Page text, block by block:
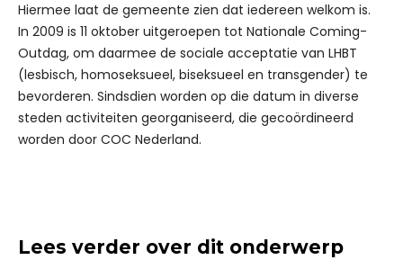
Hiermee laat de gemeente zien dat iedereen welkom is.
In 2009 is 11 oktober uitgeroepen tot Nationale Coming-
Outdag, om daarmee de sociale acceptatie van LHBT
(lesbisch, homoseksueel, biseksueel en transgender) te
bevorderen. Sindsdien worden op die datum in diverse
steden activiteiten georganiseerd, die gecoördineerd
worden door COC Nederland.
Lees verder over dit onderwerp